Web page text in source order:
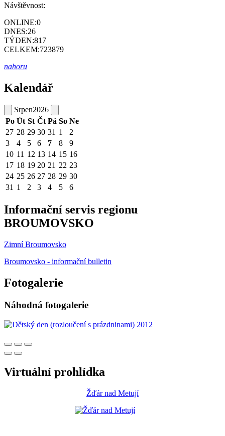
Návštěvnost:
ONLINE:0
DNES:26
TÝDEN:817
CELKEM:723879
nahoru
Kalendář
Srpen2026
Po Út St Čt Pá So Ne
27 28 29 30 31 1
2
3
4 5 6 7 8
9
10 11 12 13 14 15 16
17 18 19 20 21 22 23
24 25 26 27 28 29 30
31 1 2 3 4 5 6
Informační servis regionu
BROUMOVSKO
Zimní Broumovsko
Broumovsko - informační bulletin
Fotogalerie
Náhodná fotogalerie
Virtuální prohlídka
Žďár nad Metují